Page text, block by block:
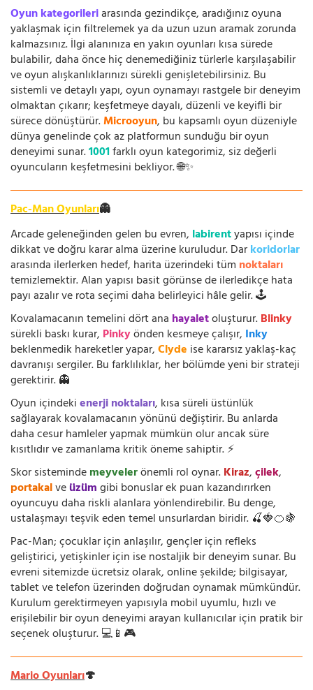
Oyun kategorileriarasında gezindikçe, aradığınız oyuna
yaklaşmak için filtrelemek ya da uzun uzun aramak zorunda
kalmazsınız. İlgi alanınıza en yakın oyunları kısa sürede
bulabilir, daha önce hiç denemediğiniz türlerle karşılaşabilir
ve oyun alışkanlıklarınızı sürekli genişletebilirsiniz. Bu
sistemli ve detaylı yapı, oyun oynamayı rastgele bir deneyim
olmaktan çıkarır; keşfetmeye dayalı, düzenli ve keyifli bir
sürece dönüştürür.Microoyun, bu kapsamlı oyun düzeniyle
dünya genelinde çok az platformun sunduğu bir oyun
deneyimi sunar.1001farklı oyun kategorimiz, siz değerli
oyuncuların keşfetmesini bekliyor. 🌐✨
Pac-Man Oyunları👻
Arcade geleneğinden gelen bu evren, labirentyapısı içinde
dikkat ve doğru karar alma üzerine kuruludur. Darkoridorlar
arasında ilerlerken hedef, harita üzerindeki tüm noktaları
temizlemektir. Alan yapısı basit görünse de ilerledikçe hata
payı azalır ve rota seçimi daha belirleyici hâle gelir. 🕹️
Kovalamacanın temelini dört ana hayaletoluşturur.Blinky
sürekli baskı kurar, Pinkyönden kesmeye çalışır, Inky
beklenmedik hareketler yapar,Clyde ise kararsız yaklaş-kaç
davranışı sergiler. Bu farklılıklar, her bölümde yeni bir strateji
gerektirir. 👻
Oyun içindekienerji noktaları, kısa süreli üstünlük
sağlayarak kovalamacanın yönünü değiştirir. Bu anlarda
daha cesur hamleler yapmak mümkün olur ancak süre
kısıtlıdır ve zamanlama kritik öneme sahiptir. ⚡
Skor sistemindemeyvelerönemli rol oynar.Kiraz,çilek,
portakalveüzümgibi bonuslar ek puan kazandırırken
oyuncuyu daha riskli alanlara yönlendirebilir. Bu denge,
ustalaşmayı teşvik eden temel unsurlardan biridir. 🍒🍓🍊🍇
Pac-Man; çocuklar için anlaşılır, gençler için refleks
geliştirici, yetişkinler için ise nostaljik bir deneyim sunar. Bu
evreni sitemizde ücretsiz olarak, online şekilde; bilgisayar,
tablet ve telefon üzerinden doğrudan oynamak mümkündür.
Kurulum gerektirmeyen yapısıyla mobil uyumlu, hızlı ve
erişilebilir bir oyun deneyimi arayan kullanıcılar için pratik bir
seçenek oluşturur. 💻📱🎮
Mario Oyunları🍄